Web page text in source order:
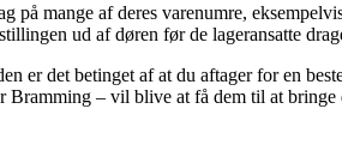
på mange af deres varenumre,
ud af døren før de lageransatte
er det betinget af at du aftager for en
– vil blive at få dem til at bringe